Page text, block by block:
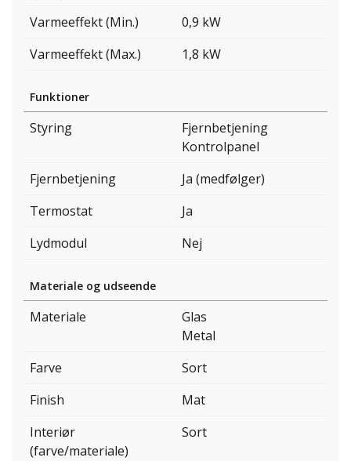
Varmeeffekt (Min.)
0,9 kW
Varmeeffekt (Max.)
1,8 kW
Funktioner
Styring
Fjernbetjening
Kontrolpanel
Fjernbetjening
Ja (medfølger)
Termostat
Ja
Lydmodul
Nej
Materiale og udseende
Materiale
Glas
Metal
Farve
Sort
Finish
Mat
Interiør
(farve/materiale)
Sort